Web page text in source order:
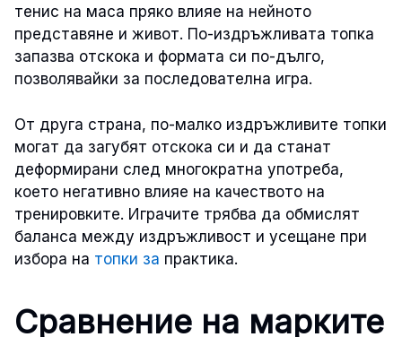
тенис на маса пряко влияе на нейното
представяне и живот. По-издръжливата топка
запазва отскока и формата си по-дълго,
позволявайки за последователна игра.
От друга страна, по-малко издръжливите топки
могат да загубят отскока си и да станат
деформирани след многократна употреба,
което негативно влияе на качеството на
тренировките. Играчите трябва да обмислят
баланса между издръжливост и усещане при
избора на топки за практика.
Сравнение на марките